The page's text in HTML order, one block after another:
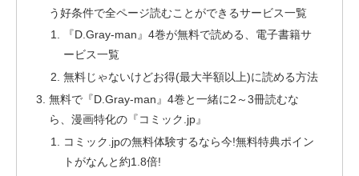
う好条件で全ページ読むことができるサービス一覧
『D.Gray-man』4巻が無料で読める、電子書籍サ
ービス一覧
無料じゃないけどお得(最大半額以上)に読める方法
無料で『D.Gray-man』4巻と一緒に2～3冊読むな
ら、漫画特化の『コミック.jp』
コミック.jpの無料体験するなら今!無料特典ポイン
トがなんと約1.8倍!